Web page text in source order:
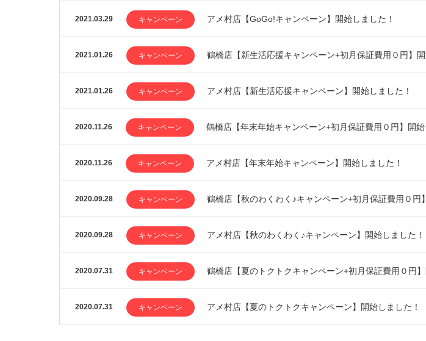
2021.03.29 キャンペーン アメ村店【GoGo!キャンペーン】開始しました！
2021.01.26 キャンペーン 鶴橋店【新生活応援キャンペーン+初月保証費用０円】開
2021.01.26 キャンペーン アメ村店【新生活応援キャンペーン】開始しました！
2020.11.26 キャンペーン 鶴橋店【年末年始キャンペーン+初月保証費用０円】開始
2020.11.26 キャンペーン アメ村店【年末年始キャンペーン】開始しました！
2020.09.28 キャンペーン 鶴橋店【秋のわくわく♪キャンペーン+初月保証費用０円
2020.09.28 キャンペーン アメ村店【秋のわくわく♪キャンペーン】開始しました！
2020.07.31 キャンペーン 鶴橋店【夏のトクトクキャンペーン+初月保証費用０円】
2020.07.31 キャンペーン アメ村店【夏のトクトクキャンペーン】開始しました！